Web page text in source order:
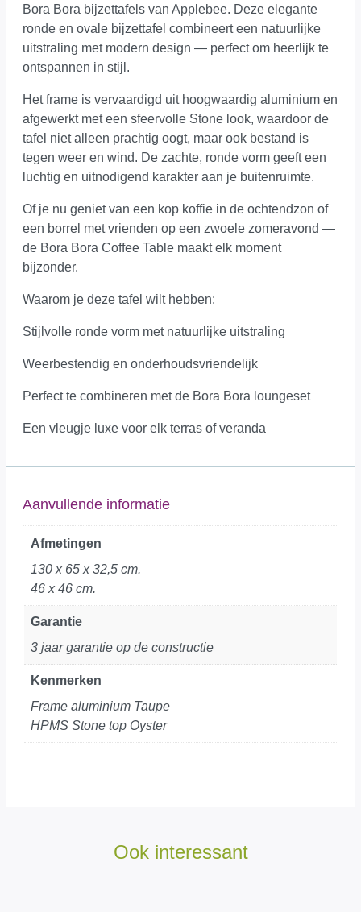
Bora Bora bijzettafels van Applebee. Deze elegante
ronde en ovale bijzettafel combineert een natuurlijke
uitstraling met modern design — perfect om heerlijk te
ontspannen in stijl.
Het frame is vervaardigd uit hoogwaardig aluminium en
afgewerkt met een sfeervolle Stone look, waardoor de
tafel niet alleen prachtig oogt, maar ook bestand is
tegen weer en wind. De zachte, ronde vorm geeft een
luchtig en uitnodigend karakter aan je buitenruimte.
Of je nu geniet van een kop koffie in de ochtendzon of
een borrel met vrienden op een zwoele zomeravond —
de Bora Bora Coffee Table maakt elk moment
bijzonder.
Waarom je deze tafel wilt hebben:
Stijlvolle ronde vorm met natuurlijke uitstraling
Weerbestendig en onderhoudsvriendelijk
Perfect te combineren met de Bora Bora loungeset
Een vleugje luxe voor elk terras of veranda
Aanvullende informatie
Afmetingen
130 x 65 x 32,5 cm.
46 x 46 cm.
Garantie
3 jaar garantie op de constructie
Kenmerken
Frame aluminium Taupe
HPMS Stone top Oyster
Ook interessant